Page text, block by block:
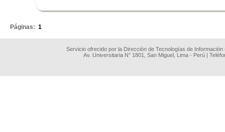
Páginas: 1
Servicio ofrecido por la Dirección de Tecnologías de
Av. Universitaria N° 1801, San Miguel, Lima - Perú |